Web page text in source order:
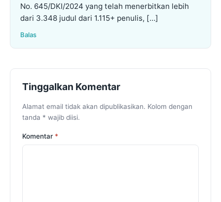
No. 645/DKI/2024 yang telah menerbitkan lebih
dari 3.348 judul dari 1.115+ penulis, […]
Balas
Tinggalkan Komentar
Alamat email tidak akan dipublikasikan. Kolom dengan
tanda * wajib diisi.
Komentar *